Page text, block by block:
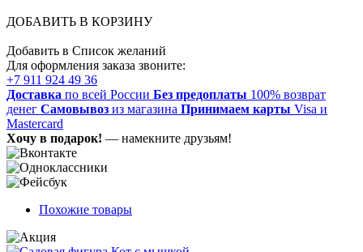
ДОБАВИТЬ В КОРЗИНУ
Добавить в Список желаний
Для оформления заказа звоните:
+7 911 924 49 36
Доставка по всей России Без предоплаты 100% возврат
денег Самовывоз из магазина Принимаем карты Visa и
Mastercard
Хочу в подарок! — намекните друзьям!
Похожие товары